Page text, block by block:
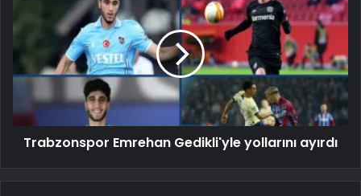
Trabzonspor Emrehan Gedikli'yle yollarını ayırdı